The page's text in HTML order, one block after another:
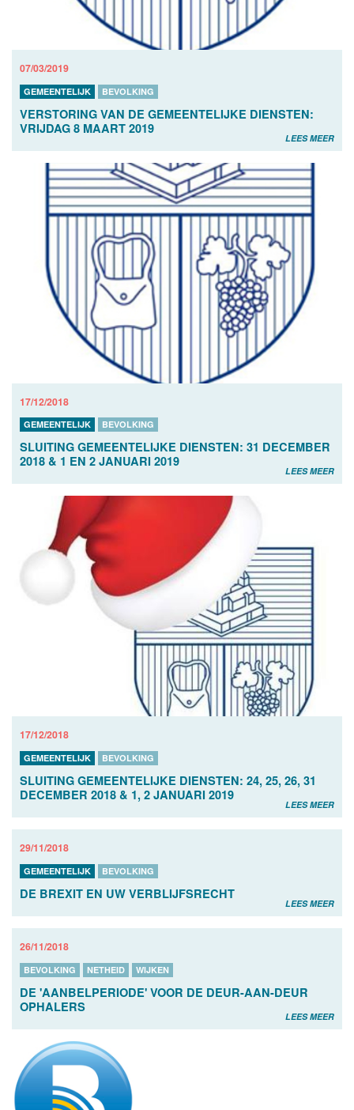
07/03/2019
GEMEENTELIJK BEVOLKING
VERSTORING VAN DE GEMEENTELIJKE DIENSTEN:
VRIJDAG 8 MAART 2019
LEES MEER
17/12/2018
GEMEENTELIJK BEVOLKING
SLUITING GEMEENTELIJKE DIENSTEN: 31 DECEMBER
2018 & 1 EN 2 JANUARI 2019
LEES MEER
17/12/2018
GEMEENTELIJK BEVOLKING
SLUITING GEMEENTELIJKE DIENSTEN: 24, 25, 26, 31
DECEMBER 2018 & 1, 2 JANUARI 2019
LEES MEER
29/11/2018
GEMEENTELIJK BEVOLKING
DE BREXIT EN UW VERBLIJFSRECHT
LEES MEER
26/11/2018
BEVOLKING NETHEID WIJKEN
DE 'AANBELPERIODE' VOOR DE DEUR-AAN-DEUR
OPHALERS
LEES MEER